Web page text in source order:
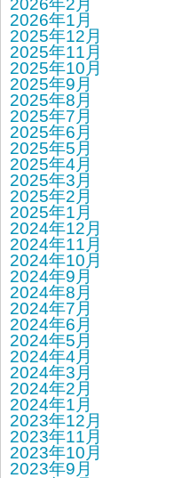
2026年2月
2026年1月
2025年12月
2025年11月
2025年10月
2025年9月
2025年8月
2025年7月
2025年6月
2025年5月
2025年4月
2025年3月
2025年2月
2025年1月
2024年12月
2024年11月
2024年10月
2024年9月
2024年8月
2024年7月
2024年6月
2024年5月
2024年4月
2024年3月
2024年2月
2024年1月
2023年12月
2023年11月
2023年10月
2023年9月